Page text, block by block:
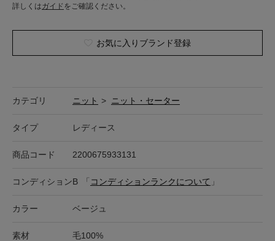
詳しくはガイド をご確認ください。
お気に入りブランド登録
カテゴリ ニット > ニット・セーター
タイプ レディース
商品コード 2200675933131
コンディションB 「 コンディションランクについて 」
カラー ベージュ
素材 毛100%